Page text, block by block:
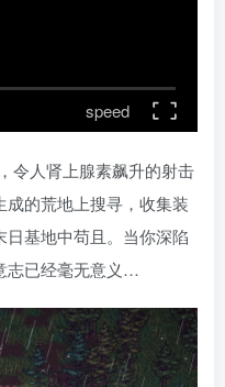
speed
令人肾上腺素飙升的射击
的荒地上搜寻，收集装
基地中苟且。当你深陷
志已经毫无意义…